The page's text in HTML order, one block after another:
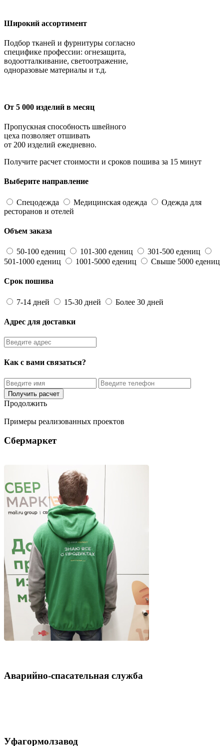
Широкий ассортимент
Подбор тканей и фурнитуры согласно
специфике профессии: огнезащита,
водоотталкивание, светоотражение,
одноразовые материалы и т.д.
От 5 000 изделий в месяц
Пропускная способность швейного
цеха позволяет отшивать
от 200 изделий ежедневно.
Получите расчет стоимости и сроков пошива за 15 минут
Выберите направление
Спецодежда Медицинская одежда
Одежда для
ресторанов и отелей
Объем заказа
50-100 едениц 101-300 едениц
301-500 едениц
501-1000 едениц
1001-5000 едениц Свыше 5000 едениц
Срок пошива
7-14 дней 15-30 дней Более 30 дней
Адрес для доставки
Как с вами связаться?
Получить расчет
Продолжить
Примеры реализованных проектов
Сбермаркет
Аварийно-спасательная служба
Уфагормолзавод